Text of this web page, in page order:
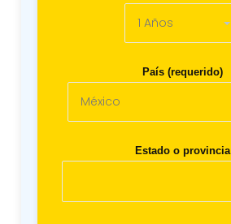
País (requerido)
Estado o provincia